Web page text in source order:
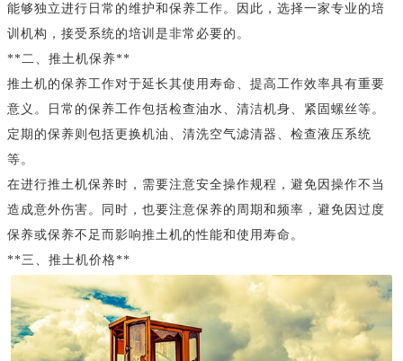
能够独立进行日常的维护和保养工作。因此，选择一家专业的培
训机构，接受系统的培训是非常必要的。
**二、推土机保养**
推土机的保养工作对于延长其使用寿命、提高工作效率具有重要
意义。日常的保养工作包括检查油水、清洁机身、紧固螺丝等。
定期的保养则包括更换机油、清洗空气滤清器、检查液压系统
等。
在进行推土机保养时，需要注意安全操作规程，避免因操作不当
造成意外伤害。同时，也要注意保养的周期和频率，避免因过度
保养或保养不足而影响推土机的性能和使用寿命。
**三、推土机价格**